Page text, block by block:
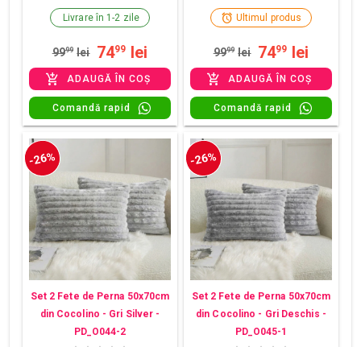
Livrare în 1-2 zile
9999 lei 7499 lei
ADAUGĂ ÎN COȘ
Comandă rapid
Ultimul produs
9999 lei 7499 lei
ADAUGĂ ÎN COȘ
Comandă rapid
-26%
Set 2 Fete de Perna 50x70cm
din Cocolino - Gri Silver -
PD_O044-2
-26%
Set 2 Fete de Perna 50x70cm
din Cocolino - Gri Deschis -
PD_O045-1